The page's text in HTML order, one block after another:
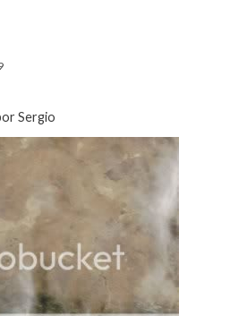
Sergio